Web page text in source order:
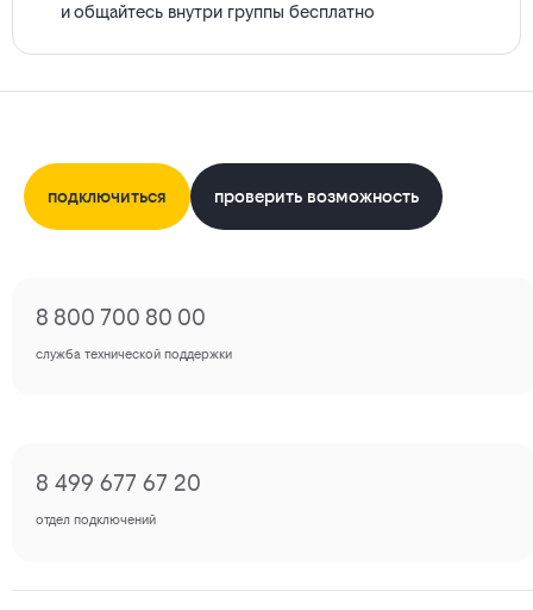
и общайтесь внутри группы бесплатно
подключиться проверить возможность
8 800 700 80 00
служба технической поддержки
8 499 677 67 20
отдел подключений